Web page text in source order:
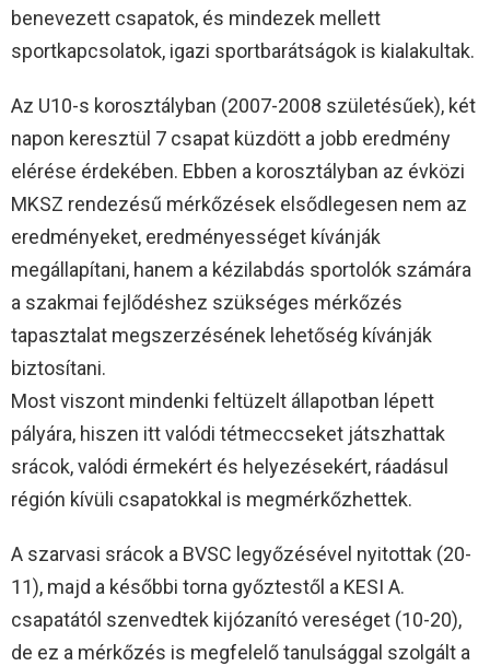
benevezett csapatok, és mindezek mellett
sportkapcsolatok, igazi sportbarátságok is kialakultak.
Az U10-s korosztályban (2007-2008 születésűek), két
napon keresztül 7 csapat küzdött a jobb eredmény
elérése érdekében. Ebben a korosztályban az évközi
MKSZ rendezésű mérkőzések elsődlegesen nem az
eredményeket, eredményességet kívánják
megállapítani, hanem a kézilabdás sportolók számára
a szakmai fejlődéshez szükséges mérkőzés
tapasztalat megszerzésének lehetőség kívánják
biztosítani.
Most viszont mindenki feltüzelt állapotban lépett
pályára, hiszen itt valódi tétmeccseket játszhattak
srácok, valódi érmekért és helyezésekért, ráadásul
régión kívüli csapatokkal is megmérkőzhettek.
A szarvasi srácok a BVSC legyőzésével nyitottak (20-
11), majd a későbbi torna győztestől a KESI A.
csapatától szenvedtek kijózanító vereséget (10-20),
de ez a mérkőzés is megfelelő tanulsággal szolgált a